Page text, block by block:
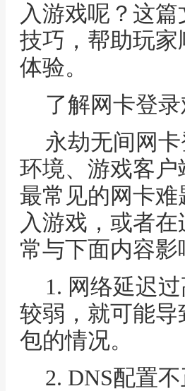
入游戏呢？这
技巧，帮助玩
体验。
了解网卡登
永劫无间网
环境、游戏客
最常见的网卡
入游戏，或者
常与下面内容影
1. 网络延迟
较弱，就可能
包的情况。
2. DNS配置